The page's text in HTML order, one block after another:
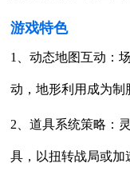
游戏特色
1、动态地图互动：
动，地形利用成为制
2、道具系统策略：
具，以扭转战局或加